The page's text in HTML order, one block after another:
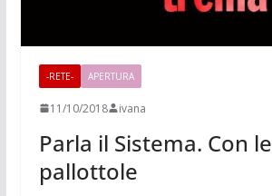
-RETE- APERTURA
11/10/2018 ivana
Parla il Sistema. Con le
pallottole